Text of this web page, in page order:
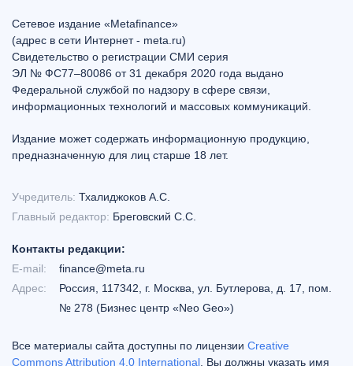
Сетевое издание «Metafinance»
(адрес в сети Интернет - meta.ru)
Свидетельство о регистрации СМИ серия
ЭЛ № ФС77–80086 от 31 декабря 2020 года выдано
Федеральной службой по надзору в сфере связи,
информационных технологий и массовых коммуникаций.
Издание может содержать информационную продукцию,
предназначенную для лиц старше 18 лет.
Учредитель: Тхалиджоков А.С.
Главный редактор: Бреговский С.С.
Контакты редакции:
E-mail:
finance@meta.ru
Адрес:
Россия, 117342, г. Москва, ул. Бутлерова, д. 17, пом.
№ 278 (Бизнес центр «Neo Geo»)
Все материалы сайта доступны по лицензии Creative
Commons Attribution 4.0 International . Вы должны указать имя